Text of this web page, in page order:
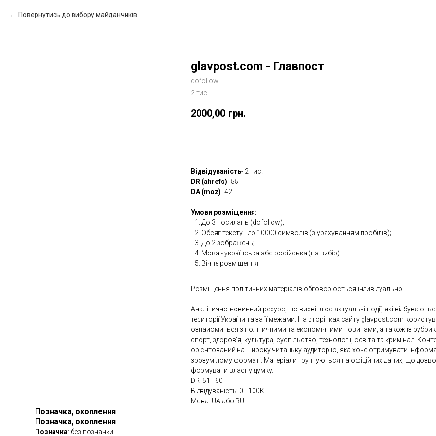
Повернутись до вибору майданчиків
glavpost.com - Главпост
dofollow
2 тис.
2000,00 грн.
Відвідуваність- 2 тис.
DR (ahrefs)- 55
DA (moz)- 42
Умови розміщення:
До 3 посилань (dofollow);
Обсяг тексту - до 10000 символів (з урахуванням пробілів);
До 2 зображень;
Мова - українська або російська (на вибір)
Вічне розміщення
Розміщення політичних матеріалів обговорюється індивідуально
Аналітично-новинний ресурс, що висвітлює актуальні події, які
території України та за її межами. На сторінках сайту glavpost.com
ознайомиться з політичними та економічними новинами, а також із
спорт, здоров’я, культура, суспільство, технології, освіта та кримінал.
орієнтований на широку читацьку аудиторію, яка хоче отримувати
зрозумілому форматі. Матеріали ґрунтуються на офіційних даних, що
формувати власну думку.
DR: 51 - 60
Відвідуваність: 0 - 100К
Мова: UA або RU
Позначка, охоплення
Позначка, охоплення
Позначка: без позначки